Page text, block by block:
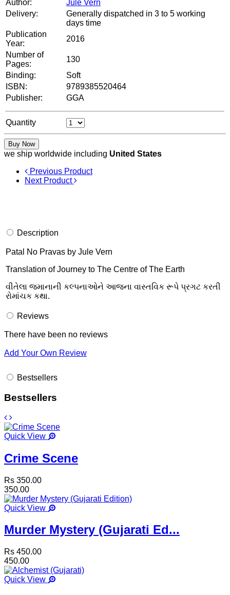
Author:
Jule Vern
Delivery:
Generally dispatched in 3 to 5 working
days time
Publication
Year:
2016
Number of
Pages:
130
Binding:
Soft
ISBN:
9789385520464
Publisher:
GGA
Quantity
Buy Now
we ship worldwide including United States
Previous Product
Next Product
Description
Patal No Pravas by Jule Vern
Translation of Journey to The Centre of The Earth
વીતેલા જમાનાની કલ્પનાઓને આજના વાસ્તવિક રૂપે પ્રગટ કરતી
રોમાંચક કથા.
Reviews
There have been no reviews
Add Your Own Review
Bestsellers
Bestsellers
Quick View
Crime Scene
Rs 350.00
350.00
Quick View
Murder Mystery (Gujarati Ed...
Rs 450.00
450.00
Quick View